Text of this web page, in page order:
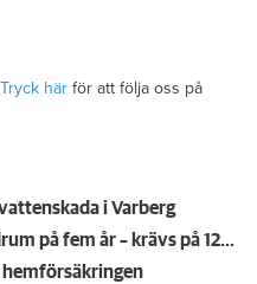
Tryck här för att följa oss på
i Varberg
Anmälde inte vattenskadat badrum på fem år – krävs på 125 000 kronor
hemförsäkringen